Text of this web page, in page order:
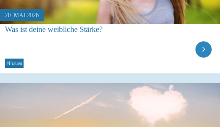
20. MAI 2026
Was ist deine weibliche Stärke?
#Frauen